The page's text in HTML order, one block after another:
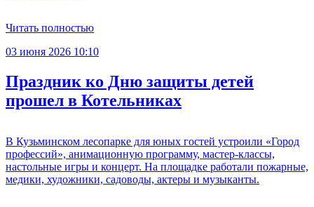
Читать полностью
03 июня 2026 10:10
Праздник ко Дню защиты детей
прошел в Котельниках
В Кузьминском лесопарке для юных гостей устроили «Город
профессий», анимационную программу, мастер-классы,
настольные игры и концерт. На площадке работали пожарные,
медики, художники, садоводы, актеры и музыканты.